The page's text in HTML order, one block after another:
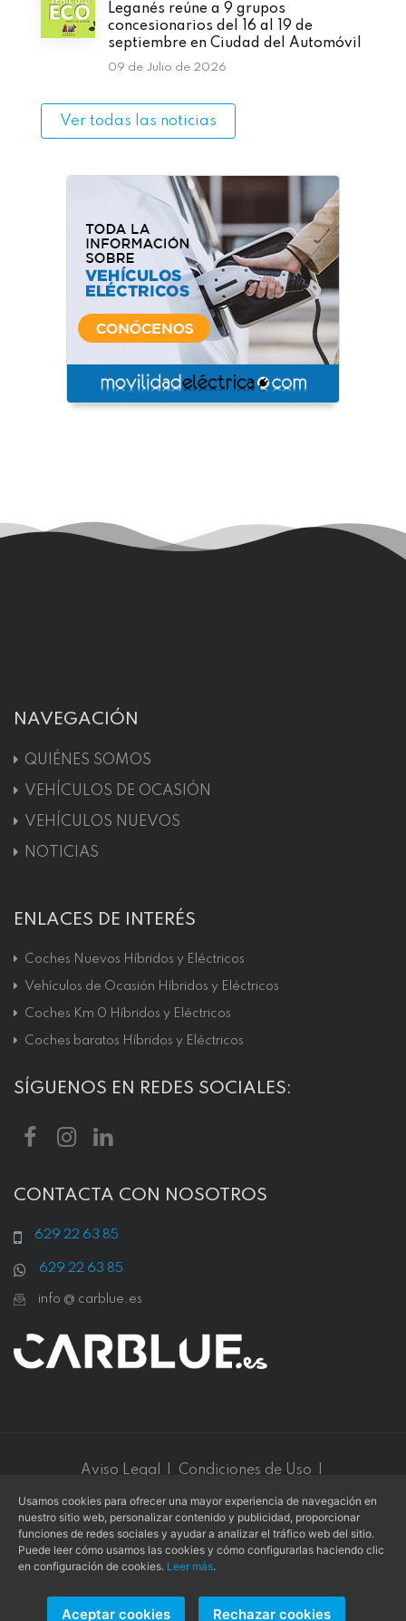
Leganés reúne a 9 grupos
concesionarios del 16 al 19 de
septiembre en Ciudad del Automóvil
09 de Julio de 2026
Ver todas las noticias
NAVEGACIÓN
QUIÉNES SOMOS
VEHÍCULOS DE OCASIÓN
VEHÍCULOS NUEVOS
NOTICIAS
ENLACES DE INTERÉS
Coches Nuevos Híbridos y Eléctricos
Vehículos de Ocasión Híbridos y Eléctricos
Coches Km 0 Híbridos y Eléctricos
Coches baratos Híbridos y Eléctricos
SÍGUENOS EN REDES SOCIALES:
CONTACTA CON NOSOTROS
629 22 63 85
629 22 63 85
info @ carblue.es
Aviso Legal Condiciones de Uso
Este sitio web está protegido por reCAPTCHA v3 y se aplican
la Política de privacidady losTérminos de servicio deGoogle
Usamos cookies para ofrecer una mayor experiencia de navegación en
nuestro sitio web, personalizar contenido y publicidad, proporcionar
funciones de redes sociales y ayudar a analizar el tráfico web del sitio.
Puede leer cómo usamos las cookies y cómo configurarlas haciendo clic
en configuración de cookies. Leer más.
Aceptar cookies Rechazar cookies